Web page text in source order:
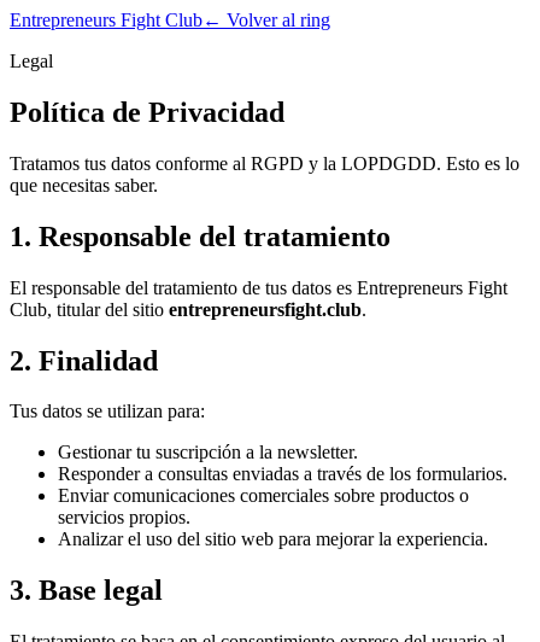
Entrepreneurs Fight Club← Volver al ring
Legal
Política de Privacidad
Tratamos tus datos conforme al RGPD y la LOPDGDD. Esto es lo
que necesitas saber.
1. Responsable del tratamiento
El responsable del tratamiento de tus datos es Entrepreneurs Fight
Club, titular del sitio entrepreneursfight.club.
2. Finalidad
Tus datos se utilizan para:
Gestionar tu suscripción a la newsletter.
Responder a consultas enviadas a través de los formularios.
Enviar comunicaciones comerciales sobre productos o
servicios propios.
Analizar el uso del sitio web para mejorar la experiencia.
3. Base legal